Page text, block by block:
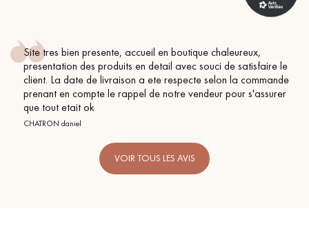
Site tres bien presente, accueil en boutique chaleureux,
presentation des produits en detail avec souci de satisfaire le
client. La date de livraison a ete respecte selon la commande
prenant en compte le rappel de notre vendeur pour s'assurer
que tout etait ok
CHATRON daniel
VOIR TOUS LES AVIS